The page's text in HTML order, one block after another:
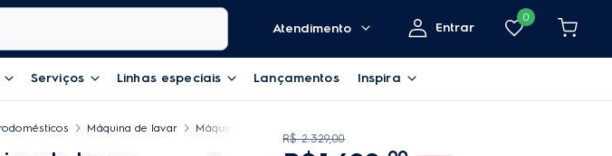
Atendimento
Entrar
0
Serviços Linhas especiais Lançamentos Inspira
Máquina de lavar Máquina de Lavar Electrolux 11kg Branca Essential Care com Easy Clean e Filtro
R$ 2.329,00